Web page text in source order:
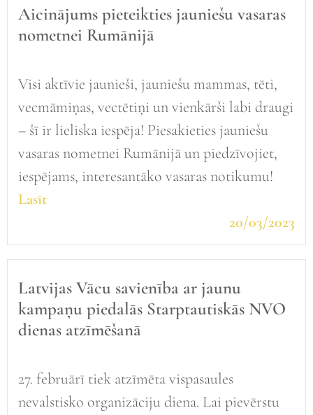
Aicinājums pieteikties jauniešu vasaras
nometnei Rumānijā
Visi aktīvie jaunieši, jauniešu mammas, tēti,
vecmāmiņas, vectētiņi un vienkārši labi draugi
– šī ir lieliska iespēja! Piesakieties jauniešu
vasaras nometnei Rumānijā un piedzīvojiet,
iespējams, interesantāko vasaras notikumu!
Lasīt
20/03/2023
Latvijas Vācu savienība ar jaunu
kampaņu piedalās Starptautiskās NVO
dienas atzīmēšanā
27. februārī tiek atzīmēta vispasaules
nevalstisko organizāciju diena. Lai pievērstu